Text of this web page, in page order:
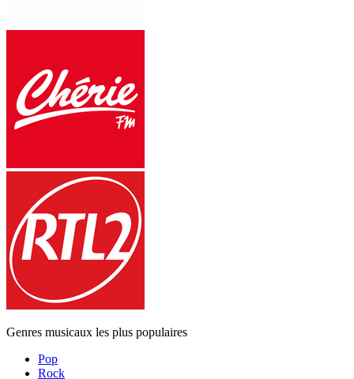
Genres musicaux les plus populaires
Pop
Rock